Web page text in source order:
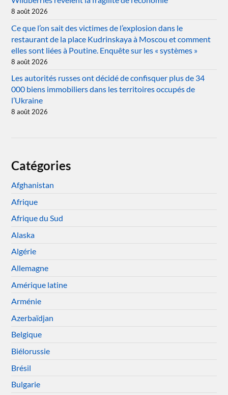
8 août 2026
Ce que l’on sait des victimes de l’explosion dans le
restaurant de la place Kudrinskaya à Moscou et comment
elles sont liées à Poutine. Enquête sur les « systèmes »
8 août 2026
Les autorités russes ont décidé de confisquer plus de 34
000 biens immobiliers dans les territoires occupés de
l’Ukraine
8 août 2026
Catégories
Afghanistan
Afrique
Afrique du Sud
Alaska
Algérie
Allemagne
Amérique latine
Arménie
Azerbaïdjan
Belgique
Biélorussie
Brésil
Bulgarie